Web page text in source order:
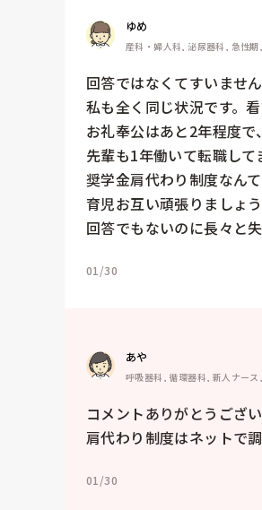
ゆめ
産科・婦人科, 泌尿器科, 急性
回答ではなくてすいません
私も全く同じ状況です。
お礼奉公はあと2年程度で
先輩も1年働いて転職し
奨学金肩代わり制度なん
育児お互い頑張りましょう
回答でもないのに長々と
01/30
あや
呼吸器科, 循環器科, 新人ナース
コメントありがとうござい
肩代わり制度はネットで
01/30